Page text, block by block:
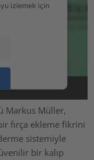
izlemek için
Platform
Markus Müller,
fırça ekleme fikrini
sistemiyle
bir kalıp